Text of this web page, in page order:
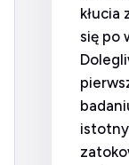
kłucia
się po